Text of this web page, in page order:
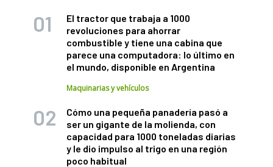
El tractor que trabaja a 1000
revoluciones para ahorrar
combustible y tiene una cabina que
parece una computadora: lo último en
el mundo, disponible en Argentina
Maquinarias y vehículos
Cómo una pequeña panadería pasó a
ser un gigante de la molienda, con
capacidad para 1000 toneladas diarias
y le dio impulso al trigo en una región
poco habitual